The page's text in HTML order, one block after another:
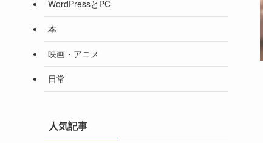
WordPressとPC
本
映画・アニメ
日常
人気記事